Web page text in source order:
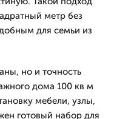
метр без
для семьи из
но и точность
дома 100 кв м
мебели, узлы,
готовый набор для